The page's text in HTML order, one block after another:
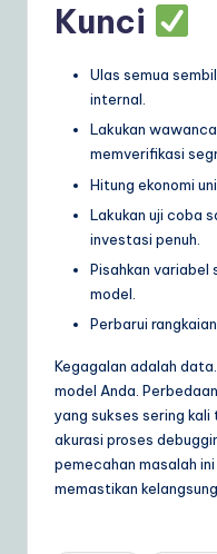
Kunci
Ulas semua
internal.
Lakukan
memverifikasi
Hitung ekonomi
Lakukan uji coba
investasi penuh.
Pisahkan variabel
model.
Perbarui
Kegagalan adalah
model Anda.
yang sukses sering
akurasi proses
pemecahan masalah
memastikan